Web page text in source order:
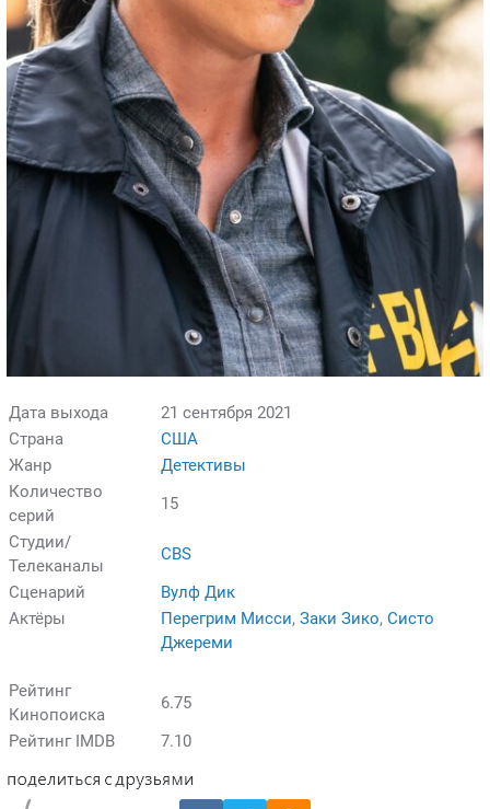
Дата выхода
21 сентября 2021
Страна
США
Жанр
Детективы
Количество
серий
15
Студии/
Телеканалы
CBS
Сценарий
Вулф Дик
Актёры
Перегрим Мисси, Заки Зико, Систо
Джереми
Рейтинг
Кинопоиска
6.75
Рейтинг IMDB
7.10